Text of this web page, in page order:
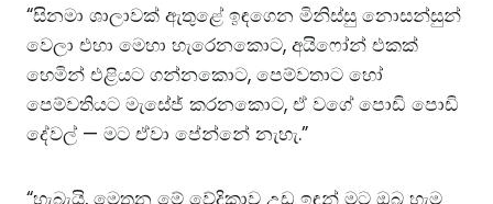
“සිනමා ශාලාවක් ඇතුළේ ඉඳගෙන මිනිස්සු නොසන්සුන්
වෙලා එහා මෙහා හැරෙනකොට, අයිෆෝන් එකක්
හෙමින් එළියට ගන්නකොට, පෙම්වතාට හෝ
පෙම්වතියට මැසේජ් කරනකොට, ඒ වගේ පොඩි පොඩි
දේවල් — මට ඒවා පේන්නේ නැහැ.”
“හැබැයි, මෙතන මේ වේදිකාව උඩ ඉඳන් මට ඔබ හැම